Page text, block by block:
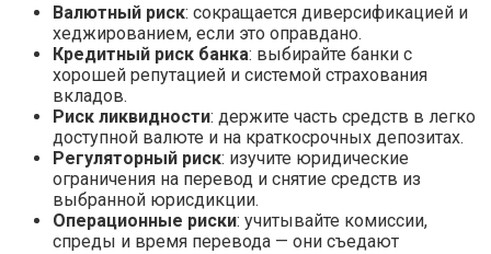
Валютный риск: сокращается диверсификацией и
хеджированием, если это оправдано.
Кредитный риск банка: выбирайте банки с
хорошей репутацией и системой страхования
вкладов.
Риск ликвидности: держите часть средств в легко
доступной валюте и на краткосрочных депозитах.
Регуляторный риск: изучите юридические
ограничения на перевод и снятие средств из
выбранной юрисдикции.
Операционные риски: учитывайте комиссии,
спреды и время перевода — они съедают